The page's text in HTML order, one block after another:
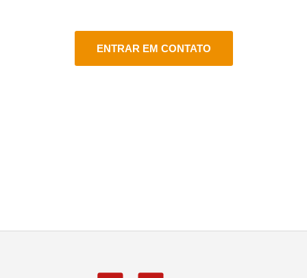
ENTRAR EM CONTATO